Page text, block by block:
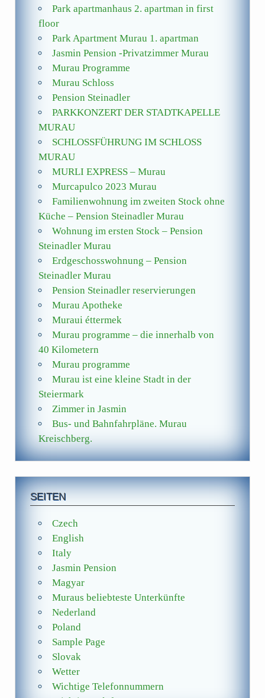
Park apartmanhaus 2. apartman in first
floor
Park Apartment Murau 1. apartman
Jasmin Pension -Privatzimmer Murau
Murau Programme
Murau Schloss
Pension Steinadler
PARKKONZERT DER STADTKAPELLE
MURAU
SCHLOSSFÜHRUNG IM SCHLOSS
MURAU
MURLI EXPRESS – Murau
Murcapulco 2023 Murau
Familienwohnung im zweiten Stock ohne
Küche – Pension Steinadler Murau
Wohnung im ersten Stock – Pension
Steinadler Murau
Erdgeschosswohnung – Pension
Steinadler Murau
Pension Steinadler reservierungen
Murau Apotheke
Muraui éttermek
Murau programme – die innerhalb von
40 Kilometern
Murau programme
Murau ist eine kleine Stadt in der
Steiermark
Zimmer in Jasmin
Bus- und Bahnfahrpläne. Murau
Kreischberg.
SEITEN
Czech
English
Italy
Jasmin Pension
Magyar
Muraus beliebteste Unterkünfte
Nederland
Poland
Sample Page
Slovak
Wetter
Wichtige Telefonnummern